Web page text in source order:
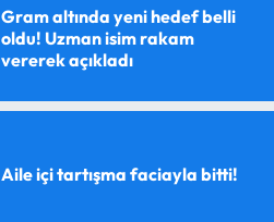
Gram altında yeni hedef belli
oldu! Uzman isim rakam
vererek açıkladı
Aile içi tartışma faciayla bitti!